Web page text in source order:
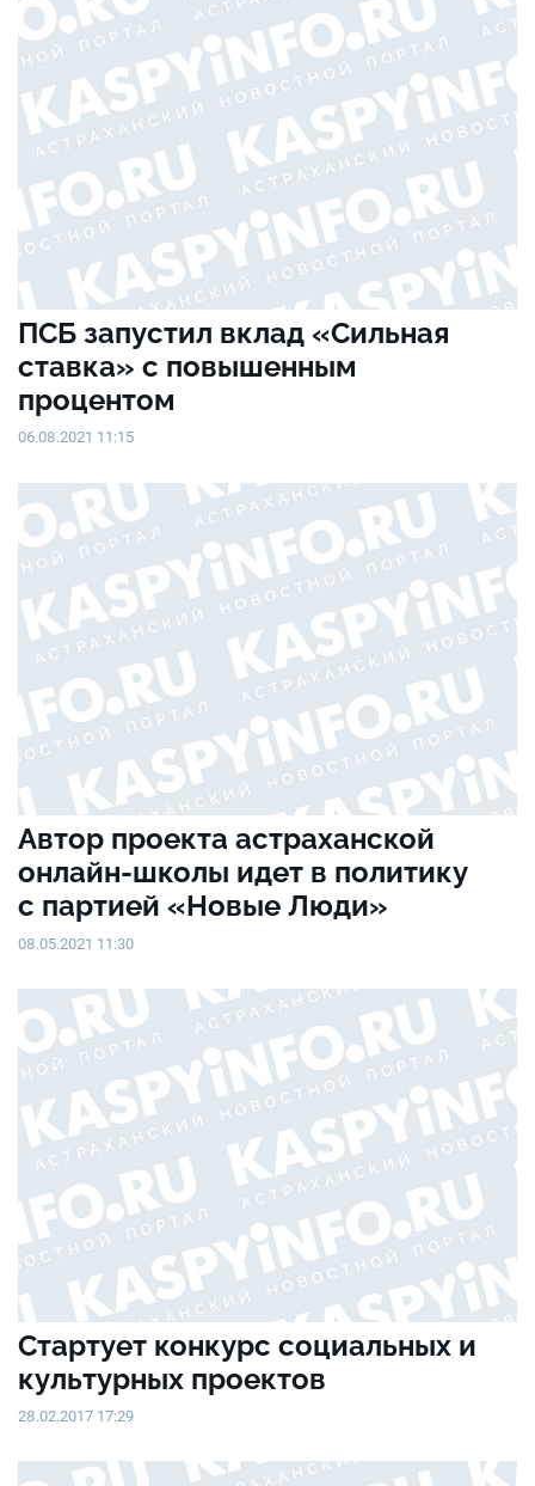
ПСБ запустил вклад «Сильная
ставка» с повышенным
процентом
06.08.2021 11:15
Автор проекта астраханской
онлайн-школы идет в политику
с партией «Новые Люди»
08.05.2021 11:30
Стартует конкурс социальных и
культурных проектов
28.02.2017 17:29